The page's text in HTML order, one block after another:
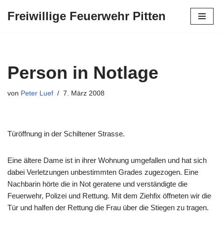
Freiwillige Feuerwehr Pitten
Person in Notlage
von Peter Luef 7. März 2008
Türöffnung in der Schiltener Strasse.
Eine ältere Dame ist in ihrer Wohnung umgefallen und hat sich
dabei Verletzungen unbestimmten Grades zugezogen. Eine
Nachbarin hörte die in Not geratene und verständigte die
Feuerwehr, Polizei und Rettung. Mit dem Ziehfix öffneten wir die
Tür und halfen der Rettung die Frau über die Stiegen zu tragen.